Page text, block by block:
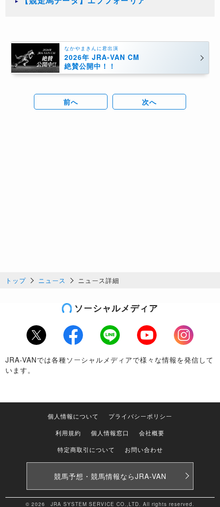
なかやまきんに君出演
2026年 JRA-VAN CM
絶賛公開中！！
前へ 次へ
トップ ニュース ニュース詳細
ソーシャルメディア
Twitter Facebook LINE Youtube
Instagram
JRA-VANでは各種ソーシャルメディアで様々な情報を発信して
います。
個人情報について
プライバシーポリシー
利用規約
個人情報窓口
会社概要
特定商取引について
お問い合わせ
競馬予想・競馬情報ならJRA-VAN
© 2026 JRA SYSTEM SERVICE CO.,LTD. All rights reserved.